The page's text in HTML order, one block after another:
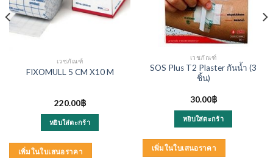
เวชภัณฑ์
FIXOMULL 5 CM X10 M
220.00฿
หยิบใส่ตะกร้า
เพิ่มในใบเสนอราคา
เวชภัณฑ์
SOS Plus T2 Plaster กันน้ำ (3
ชิ้น)
30.00฿
หยิบใส่ตะกร้า
เพิ่มในใบเสนอราคา